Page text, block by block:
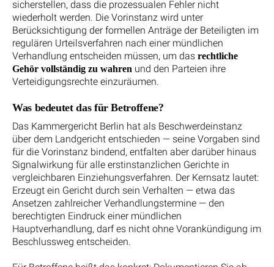
sicherstellen, dass die prozessualen Fehler nicht
wiederholt werden. Die Vorinstanz wird unter
Berücksichtigung der formellen Anträge der Beteiligten im
regulären Urteilsverfahren nach einer mündlichen
Verhandlung entscheiden müssen, um das rechtliche
Gehör vollständig zu wahren und den Parteien ihre
Verteidigungsrechte einzuräumen.
Was bedeutet das für Betroffene?
Das Kammergericht Berlin hat als Beschwerdeinstanz
über dem Landgericht entschieden — seine Vorgaben sind
für die Vorinstanz bindend, entfalten aber darüber hinaus
Signalwirkung für alle erstinstanzlichen Gerichte in
vergleichbaren Einziehungsverfahren. Der Kernsatz lautet:
Erzeugt ein Gericht durch sein Verhalten — etwa das
Ansetzen zahlreicher Verhandlungstermine — den
berechtigten Eindruck einer mündlichen
Hauptverhandlung, darf es nicht ohne Vorankündigung im
Beschlussweg entscheiden.